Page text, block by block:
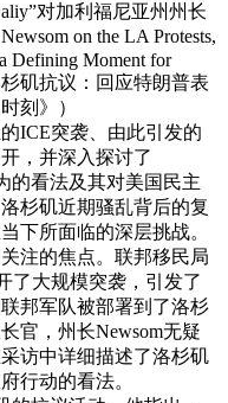
对加利福尼亚州州长
on the LA Protests,
a Defining Moment for
矶抗议：回应特朗普表
刻》）
ICE突袭、由此引发的
，并深入探讨了
的看法及其对美国民主
杉矶近期骚乱背后的复
下所面临的深层挑战。
注的焦点。联邦移民局
了大规模突袭，引发了
邦军队被部署到了洛杉
官，州长Newsom无疑
访中详细描述了洛杉矶
行动的看法。